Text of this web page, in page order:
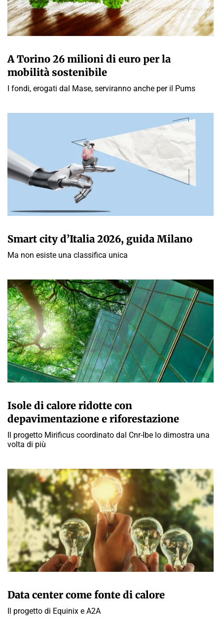
A Torino 26 milioni di euro per la
mobilità sostenibile
I fondi, erogati dal Mase, serviranno anche per il Pums
Smart city d’Italia 2026, guida Milano
Ma non esiste una classifica unica
Isole di calore ridotte con
depavimentazione e riforestazione
Il progetto Mirificus coordinato dal Cnr-Ibe lo dimostra una
volta di più
Data center come fonte di calore
Il progetto di Equinix e A2A